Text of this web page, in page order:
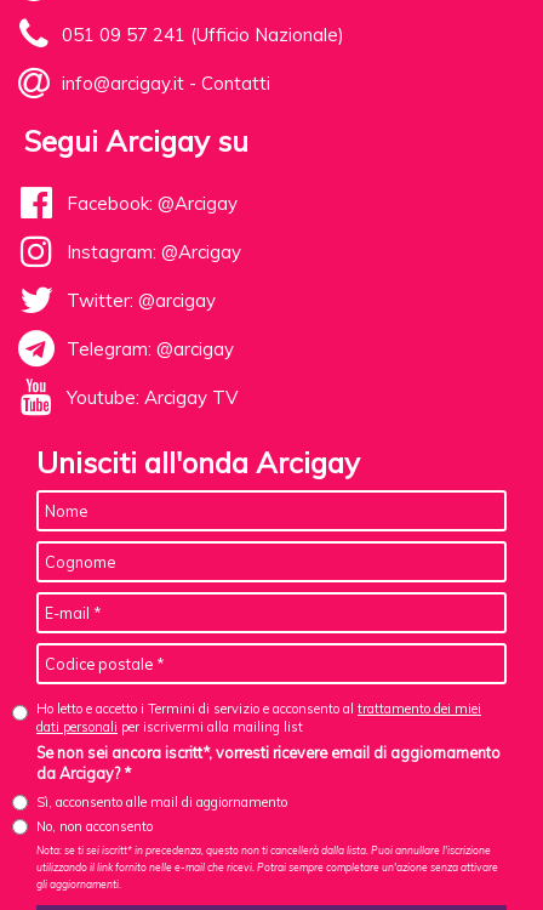
051 09 57 241 (Ufficio Nazionale)
info@arcigay.it - Contatti
Segui Arcigay su
Facebook: @Arcigay
Instagram: @Arcigay
Twitter: @arcigay
Telegram: @arcigay
Youtube: Arcigay TV
Unisciti all'onda Arcigay
Ho letto e accetto i Termini di servizio e acconsento al trattamento dei miei
dati personali per iscrivermi alla mailing list
Se non sei ancora iscritt*, vorresti ricevere email di aggiornamento
da Arcigay? *
Sì, acconsento alle mail di aggiornamento
No, non acconsento
Nota: se ti sei iscritt* in precedenza, questo non ti cancellerà dalla lista. Puoi annullare l'iscrizione
utilizzando il link fornito nelle e-mail che ricevi. Potrai sempre completare un'azione senza attivare
gli aggiornamenti.